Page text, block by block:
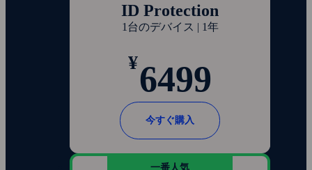
ID Protection
1台のデバイス | 1年
¥6499
今すぐ購入
一番人気